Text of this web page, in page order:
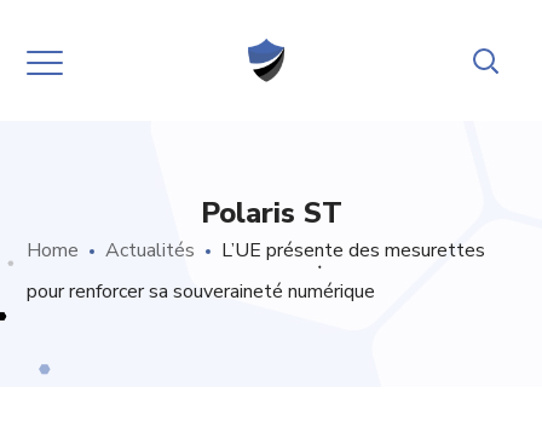
Polaris ST
Home Actualités
L’UE présente des mesurettes
pour renforcer sa souveraineté numérique